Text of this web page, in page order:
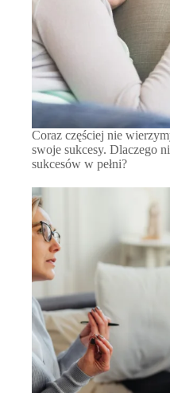
Coraz częściej nie
swoje sukcesy. Dlaczego
sukcesów w pełni?